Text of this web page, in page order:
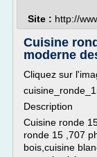
Site : http://
Cuisine
moderne
Cliquez sur
Description
Cuisine ronde
ronde 15 ,707
bois,cuisine